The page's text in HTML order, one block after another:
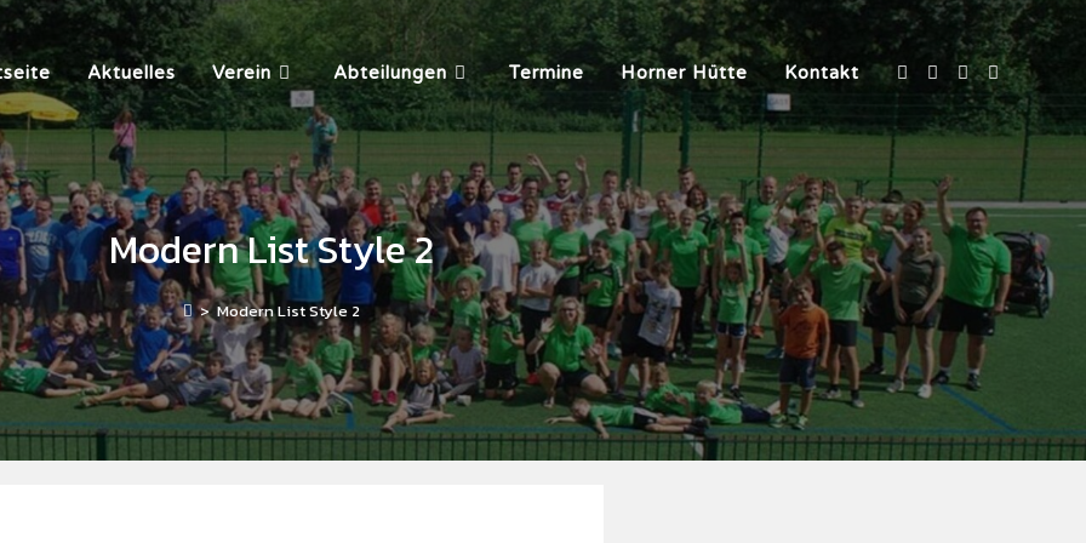
Aktuelles Verein Abteilungen Termine Horner Hütte Kontakt
Modern List Style 2
> Modern List Style 2